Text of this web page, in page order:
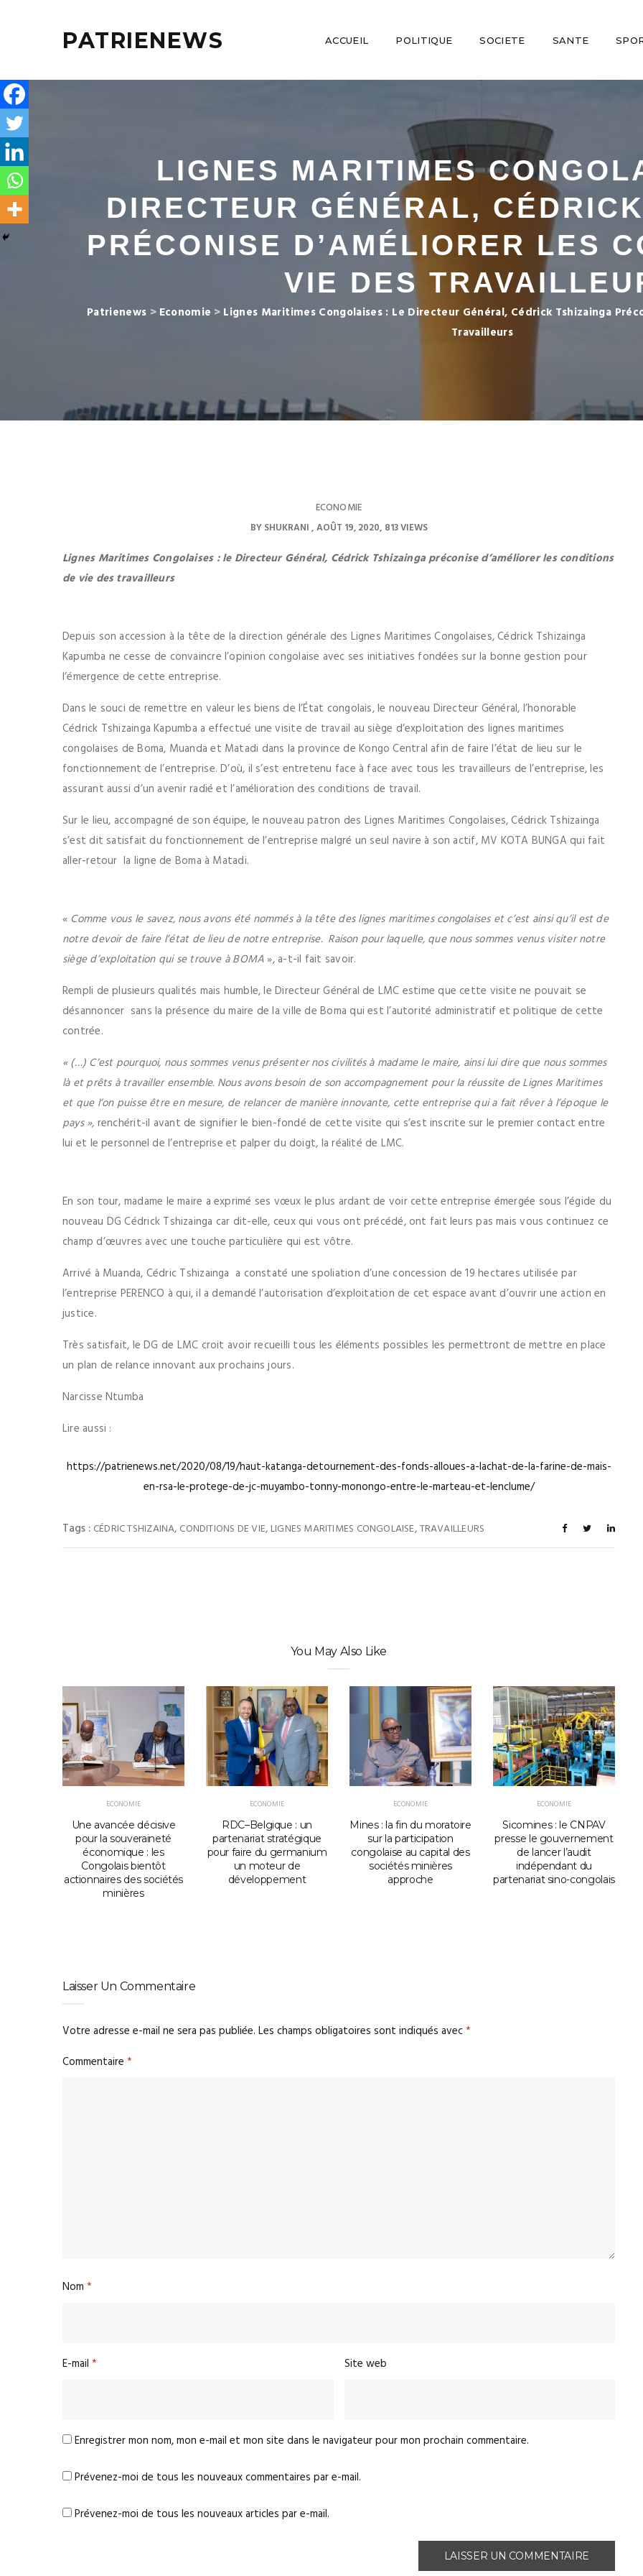
PATRIENEWS ACCUEIL POLITIQUE SOCIETE SANTE
LIGNES MARITIMES
DIRECTEUR GÉNÉRAL,
PRÉCONISE D’AMÉLIORER LES
VIE DES
Patrienews > Economie > Lignes Maritimes Congolaises : Le Directeur Général, Cédrick Tshizainga
Travailleurs
ECONOMIE
BYSHUKRANI AOÛT 19, 2020 813 VIEWS
Lignes Maritimes Congolaises : le Directeur Général, Cédrick Tshizainga préconise d’améliorer les conditions
de vie des travailleurs
Depuis son accession à la tête de la direction générale des Lignes Maritimes Congolaises, Cédrick Tshizainga
Kapumba ne cesse de convaincre l’opinion congolaise avec ses initiatives fondées sur la bonne gestion pour
l’émergence de cette entreprise.
Dans le souci de remettre en valeur les biens de l’État congolais, le nouveau Directeur Général, l’honorable
Cédrick Tshizainga Kapumba a effectué une visite de travail au siège d’exploitation des lignes maritimes
congolaises de Boma, Muanda et Matadi dans la province de Kongo Central afin de faire l’état de lieu sur le
fonctionnement de l’entreprise. D’où, il s’est entretenu face à face avec tous les travailleurs de l’entreprise, les
assurant aussi d’un avenir radié et l’amélioration des conditions de travail.
Sur le lieu, accompagné de son équipe, le nouveau patron des Lignes Maritimes Congolaises, Cédrick Tshizainga
s’est dit satisfait du fonctionnement de l’entreprise malgré un seul navire à son actif, MV KOTA BUNGA qui fait
aller-retour la ligne de Boma à Matadi.
« Comme vous le savez, nous avons été nommés à la tête des lignes maritimes congolaises et c’est ainsi qu’il est de
notre devoir de faire l’état de lieu de notre entreprise. Raison pour laquelle, que nous sommes venus visiter notre
siège d’exploitation qui se trouve à BOMA », a-t-il fait savoir.
Rempli de plusieurs qualités mais humble, le Directeur Général de LMC estime que cette visite ne pouvait se
désannoncer sans la présence du maire de la ville de Boma qui est l’autorité administratif et politique de cette
contrée.
« (…) C’est pourquoi, nous sommes venus présenter nos civilités à madame le maire, ainsi lui dire que nous sommes
là et prêts à travailler ensemble. Nous avons besoin de son accompagnement pour la réussite de Lignes Maritimes
et que l’on puisse être en mesure, de relancer de manière innovante, cette entreprise qui a fait rêver à l’époque le
pays », renchérit-il avant de signifier le bien-fondé de cette visite qui s’est inscrite sur le premier contact entre
lui et le personnel de l’entreprise et palper du doigt, la réalité de LMC.
En son tour, madame le maire a exprimé ses vœux le plus ardant de voir cette entreprise émergée sous l’égide du
nouveau DG Cédrick Tshizainga car dit-elle, ceux qui vous ont précédé, ont fait leurs pas mais vous continuez ce
champ d’œuvres avec une touche particulière qui est vôtre.
Arrivé à Muanda, Cédric Tshizainga a constaté une spoliation d’une concession de 19 hectares utilisée par
l’entreprise PERENCO à qui, il a demandé l’autorisation d’exploitation de cet espace avant d’ouvrir une action en
justice.
Très satisfait, le DG de LMC croit avoir recueilli tous les éléments possibles les permettront de mettre en place
un plan de relance innovant aux prochains jours.
Narcisse Ntumba
Lire aussi :
https://patrienews.net/2020/08/19/haut-katanga-detournement-des-fonds-alloues-a-lachat-de-la-farine-de-mais-
en-rsa-le-protege-de-jc-muyambo-tonny-monongo-entre-le-marteau-et-lenclume/
Tags : CÉDRIC TSHIZAINA, CONDITIONS DE VIE, LIGNES MARITIMES CONGOLAISE,TRAVAILLEURS
You May Also Like
ECONOMIE
Une avancée décisive
pour la souveraineté
économique : les
Congolais bientôt
actionnaires des sociétés
minières
ECONOMIE
RDC–Belgique : un
partenariat stratégique
pour faire du germanium
un moteur de
développement
ECONOMIE
Mines : la fin du moratoire
sur la participation
congolaise au capital des
sociétés minières
approche
ECONOMIE
Sicomines : le CNPAV
presse le gouvernement
de lancer l’audit
indépendant du
partenariat sino-congolais
Laisser Un Commentaire
Votre adresse e-mail ne sera pas publiée. Les champs obligatoires sont indiqués avec*
Commentaire *
Nom *
E-mail * Site web
Enregistrer mon nom, mon e-mail et mon site dans le navigateur pour mon prochain commentaire.
Prévenez-moi de tous les nouveaux commentaires par e-mail.
Prévenez-moi de tous les nouveaux articles par e-mail.